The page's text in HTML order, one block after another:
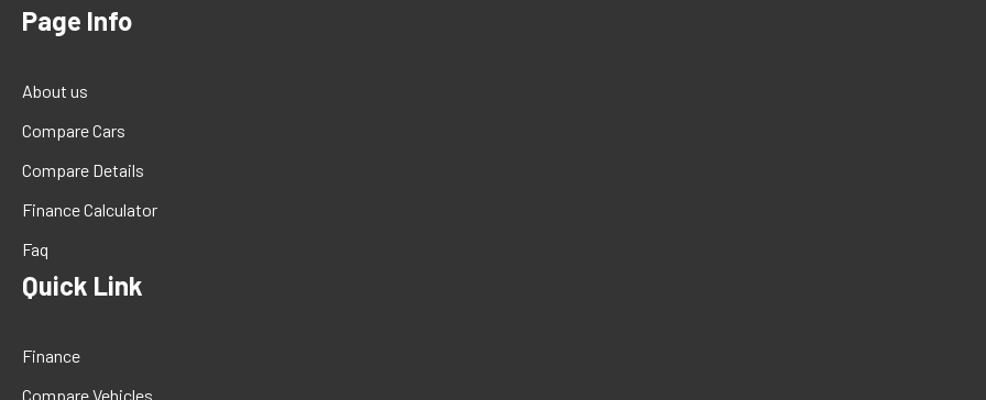
Page Info
About us
Compare Cars
Compare Details
Finance Calculator
Faq
Quick Link
Finance
Compare Vehicles